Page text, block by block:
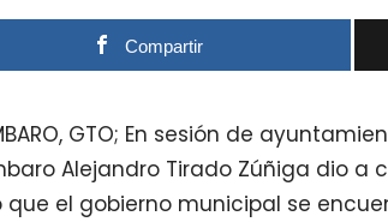
Compartir
GTO; En sesión de
Alejandro Tirado Zúñiga dio a
que el gobierno municipal se